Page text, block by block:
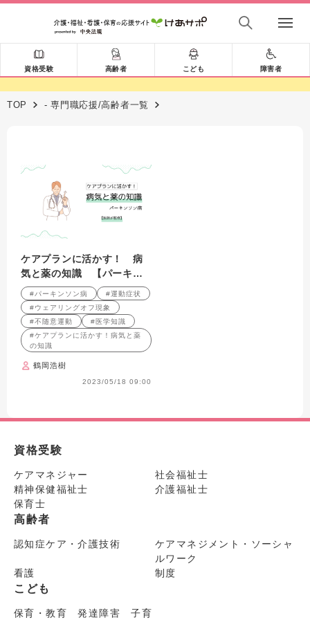
資格受験 高齢者 こども 障害者
TOP - 専門職応援/高齢者一覧
ケアプランに活かす！ 病
気と薬の知識 【パーキン
ソン病】症状や種類から予
後まで、ケアマネが押さえ
たいポイントを徹底解
説！ 【医師が監修】
#パーキンソン病
#運動症状
#ウェアリングオフ現象
#不随意運動
#医学知識
#ケアプランに活かす！病気と薬
の知識
鶴岡浩樹
2023/05/18 09:00
資格受験
ケアマネジャー
社会福祉士
精神保健福祉士
介護福祉士
保育士
高齢者
認知症ケア・介護技術
ケアマネジメント・ソーシャ
ルワーク
看護
制度
こども
保育・教育 発達障害 子育